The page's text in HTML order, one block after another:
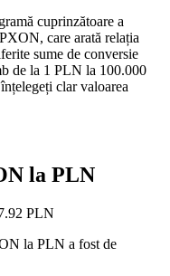
cuprinzătoare a
care arată relația
sume de conversie
de la 1 PLN la 100.000
clar valoarea
la PLN
PLN
la PLN a fost de